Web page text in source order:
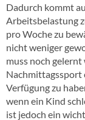
Dadurch kommt
Arbeitsbelastung
pro Woche zu
nicht weniger
muss noch gelernt
Nachmittagssport
Verfügung zu
wenn ein Kind
ist jedoch ein